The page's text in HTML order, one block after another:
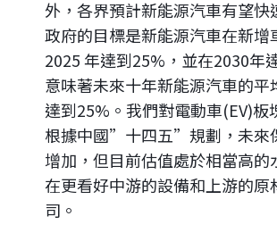
外，各界預計新能源汽車有望快
政府的目標是新能源汽車在新增
2025 年達到25%，並在2030年
意味著未來十年新能源汽車的平
達到25%。我們對電動車(EV)板
根據中國”十四五”規劃，未來
增加，但目前估值處於相當高的
在更看好中游的設備和上游的原
司。